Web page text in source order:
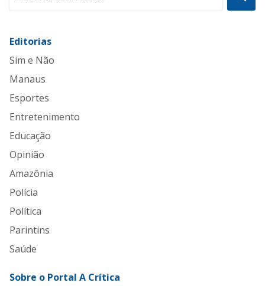
Editorias
Sim e Não
Manaus
Esportes
Entretenimento
Educação
Opinião
Amazônia
Polícia
Política
Parintins
Saúde
Sobre o Portal A Crítica